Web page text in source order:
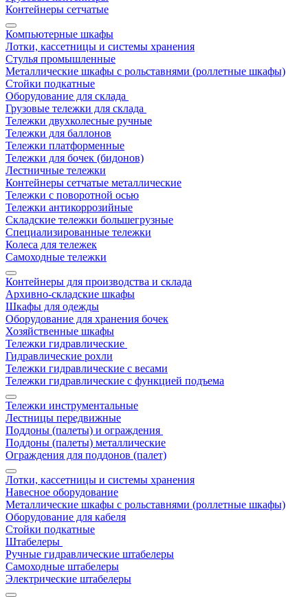
Контейнеры сетчатые
Компьютерные шкафы
Лотки, кассетницы и системы хранения
Стулья промышленные
Металлические шкафы с рольставнями (роллетные шкафы)
Стойки подкатные
Оборудование для склада
Грузовые тележки для склада
Тележки двухколесные ручные
Тележки для баллонов
Тележки платформенные
Тележки для бочек (бидонов)
Лестничные тележки
Контейнеры сетчатые металлические
Тележки с поворотной осью
Тележки антикоррозийные
Складские тележки большегрузные
Специализированные тележки
Колеса для тележек
Самоходные тележки
Контейнеры для производства и склада
Архивно-складские шкафы
Шкафы для одежды
Оборудование для хранения бочек
Хозяйственные шкафы
Тележки гидравлические
Гидравлические рохли
Тележки гидравлические с весами
Тележки гидравлические с функцией подъема
Тележки инструментальные
Лестницы передвижные
Поддоны (палеты) и ограждения
Поддоны (палеты) металлические
Ограждения для поддонов (палет)
Лотки, кассетницы и системы хранения
Навесное оборудование
Металлические шкафы с рольставнями (роллетные шкафы)
Оборудование для кабеля
Стойки подкатные
Штабелеры
Ручные гидравлические штабелеры
Самоходные штабелеры
Электрические штабелеры